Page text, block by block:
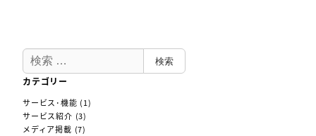
送
り
検
索
検索
カテゴリー
サービス･機能 (1)
サービス紹介 (3)
メディア掲載 (7)